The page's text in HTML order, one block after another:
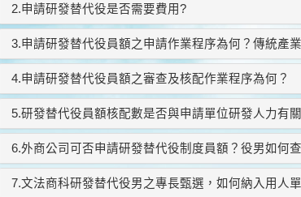
2.申請研發替代役是否需要費用?
3.申請研發替代役員額之申請作業程序為何？傳統產
4.申請研發替代役員額之審查及核配作業程序為何？
5.研發替代役員額核配數是否與申請單位研發人力有關
6.外商公司可否申請研發替代役制度員額？役男如何
7.文法商科研發替代役男之專長甄選，如何納入用人